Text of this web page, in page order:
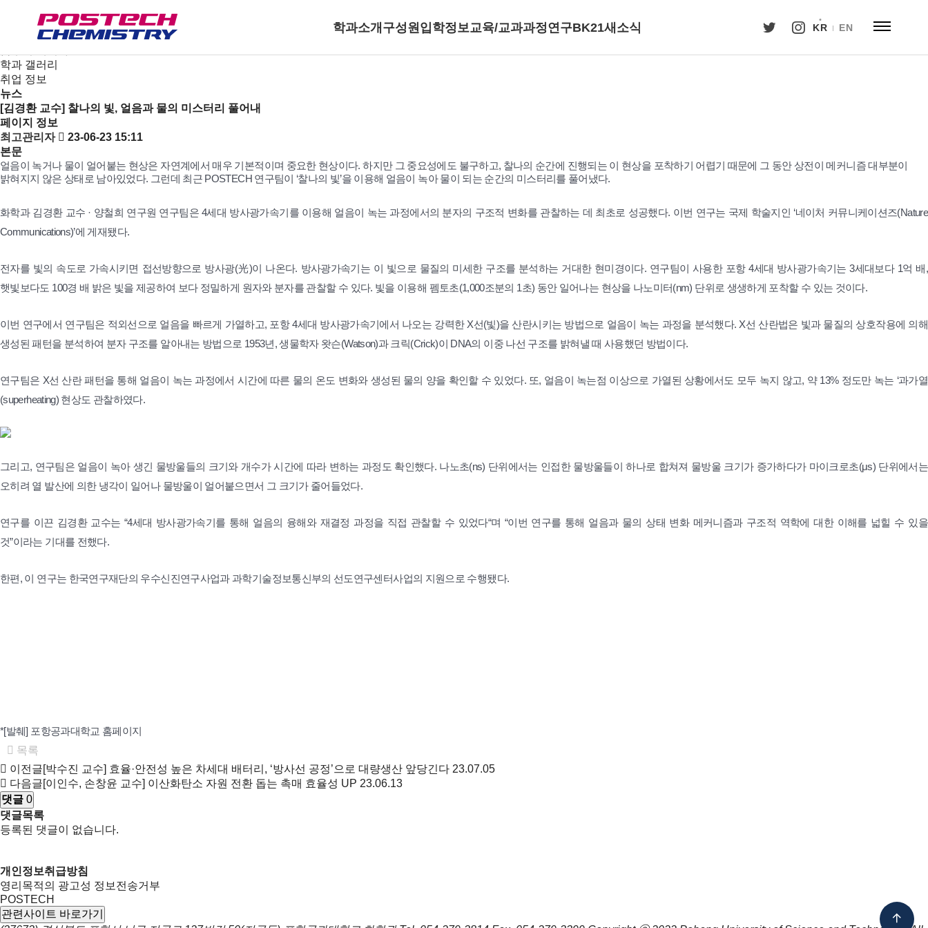
학과소개 구성원입학정보교육/교과과정연구BK21새소식 KR EN
공지사항
학과 갤러리
취업 정보
뉴스
[김경환 교수] 찰나의 빛, 얼음과 물의 미스터리 풀어내
페이지 정보
최고관리자
23-06-23 15:11
본문
얼음이 녹거나 물이 얼어붙는 현상은 자연계에서 매우 기본적이며 중요한 현상이다. 하지만 그 중요성에도 불구하고, 찰나의 순간에 진행되는 이 현상을 포착하기 어렵기 때문에 그 동안 상전이 메커니즘 대부분이
밝혀지지 않은 상태로 남아있었다. 그런데 최근 POSTECH 연구팀이 ‘찰나의 빛’을 이용해 얼음이 녹아 물이 되는 순간의 미스터리를 풀어냈다.
화학과 김경환 교수 · 양철희 연구원 연구팀은 4세대 방사광가속기를 이용해 얼음이 녹는 과정에서의 분자의 구조적 변화를 관찰하는 데 최초로 성공했다. 이번 연구는 국제 학술지인 ‘네이처 커뮤니케이션즈(Nature
Communications)’에 게재됐다.
전자를 빛의 속도로 가속시키면 접선방향으로 방사광(光)이 나온다. 방사광가속기는 이 빛으로 물질의 미세한 구조를 분석하는 거대한 현미경이다. 연구팀이 사용한 포항 4세대 방사광가속기는 3세대보다 1억 배,
햇빛보다도 100경 배 밝은 빛을 제공하여 보다 정밀하게 원자와 분자를 관찰할 수 있다. 빛을 이용해 펨토초(1,000조분의 1초) 동안 일어나는 현상을 나노미터(nm) 단위로 생생하게 포착할 수 있는 것이다.
이번 연구에서 연구팀은 적외선으로 얼음을 빠르게 가열하고, 포항 4세대 방사광가속기에서 나오는 강력한 X선(빛)을 산란시키는 방법으로 얼음이 녹는 과정을 분석했다. X선 산란법은 빛과 물질의 상호작용에 의해
생성된 패턴을 분석하여 분자 구조를 알아내는 방법으로 1953년, 생물학자 왓슨(Watson)과 크릭(Crick)이 DNA의 이중 나선 구조를 밝혀낼 때 사용했던 방법이다.
연구팀은 X선 산란 패턴을 통해 얼음이 녹는 과정에서 시간에 따른 물의 온도 변화와 생성된 물의 양을 확인할 수 있었다. 또, 얼음이 녹는점 이상으로 가열된 상황에서도 모두 녹지 않고, 약 13% 정도만 녹는 ‘과가열
(superheating) 현상도 관찰하였다.
그리고, 연구팀은 얼음이 녹아 생긴 물방울들의 크기와 개수가 시간에 따라 변하는 과정도 확인했다. 나노초(ns) 단위에서는 인접한 물방울들이 하나로 합쳐져 물방울 크기가 증가하다가 마이크로초(μs) 단위에서는
오히려 열 발산에 의한 냉각이 일어나 물방울이 얼어붙으면서 그 크기가 줄어들었다.
연구를 이끈 김경환 교수는 “4세대 방사광가속기를 통해 얼음의 융해와 재결정 과정을 직접 관찰할 수 있었다“며 “이번 연구를 통해 얼음과 물의 상태 변화 메커니즘과 구조적 역학에 대한 이해를 넓힐 수 있을
것”이라는 기대를 전했다.
한편, 이 연구는 한국연구재단의 우수신진연구사업과 과학기술정보통신부의 선도연구센터사업의 지원으로 수행됐다.
*[발췌] 포항공과대학교 홈페이지
목록
이전글[박수진 교수] 효율·안전성 높은 차세대 배터리, ‘방사선 공정’으로 대량생산 앞당긴다 23.07.05
다음글[이인수, 손창윤 교수] 이산화탄소 자원 전환 돕는 촉매 효율성 UP 23.06.13
댓글 0
댓글목록
등록된 댓글이 없습니다.
개인정보취급방침
영리목적의 광고성 정보전송거부
POSTECH
관련사이트 바로가기